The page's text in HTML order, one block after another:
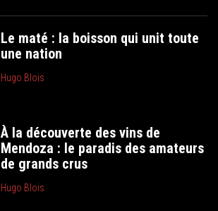
Le maté : la boisson qui unit toute
une nation
Hugo Blois
À la découverte des vins de
Mendoza : le paradis des amateurs
de grands crus
Hugo Blois